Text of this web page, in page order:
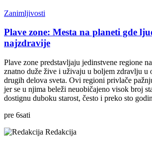
Zanimljivosti
Plave zone: Mesta na planeti gde
najzdravije
Plave zone predstavljaju jedinstvene regione
znatno duže žive i uživaju u boljem zdravlju u
drugih delova sveta. Ovi regioni privlače
jer se u njima beleži neuobičajeno visok broj
dostignu duboku starost, često i preko sto
pre 6sati
Redakcija